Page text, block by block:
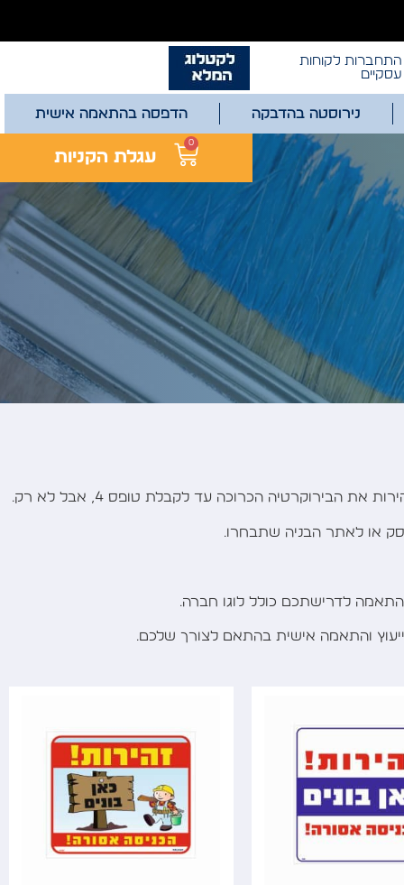
התחברות לקוחות
עסקיים
נירוסטה בהדבקה הדפסה בהתאמה אישית
0
הכרוכה עד לקבלת טופס 4, אבל לא רק.
או לאתר הבניה שתבחרו.
לדרישתכם כולל לוגו חברה.
ייעוץ והתאמה אישית בהתאם לצורך שלכם.